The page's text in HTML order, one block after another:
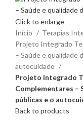
Click to enlarge
Início
Terapias
Projeto Integrado
– Saúde e qualidade
autocuidado
Projeto Integrado
Complementares –
públicas e o
Back to products